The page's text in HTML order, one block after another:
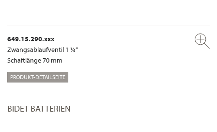
649.15.290.xxx
Zwangsablaufventil 1 ¼“
Schaftlänge 70 mm
PRODUKT-DETAILSEITE
BIDET BATTERIEN